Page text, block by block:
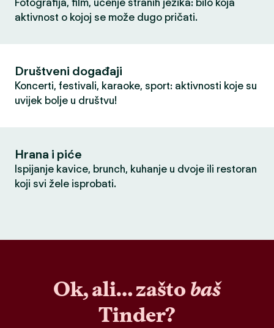
Fotografija, film, učenje stranih jezika: bilo koja
aktivnost o kojoj se može dugo pričati.
Društveni događaji
Koncerti, festivali, karaoke, sport: aktivnosti koje su
uvijek bolje u društvu!
Hrana i piće
Ispijanje kavice, brunch, kuhanje u dvoje ili restoran
koji svi žele isprobati.
Ok, ali… zašto baš
Tinder?